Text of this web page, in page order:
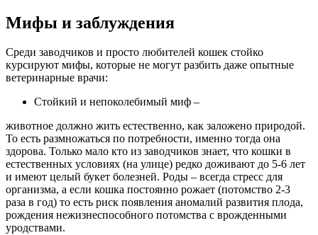
Мифы и заблуждения
Среди заводчиков и просто любителей кошек стойко
курсируют мифы, которые не могут разбить даже опытные
ветеринарные врачи:
Стойкий и непоколебимый миф –
животное должно жить естественно, как заложено природой.
То есть размножаться по потребности, именно тогда она
здорова. Только мало кто из заводчиков знает, что кошки в
естественных условиях (на улице) редко доживают до 5-6 лет
и имеют целый букет болезней. Роды – всегда стресс для
организма, а если кошка постоянно рожает (потомство 2-3
раза в год) то есть риск появления аномалий развития плода,
рождения нежизнеспособного потомства с врожденными
уродствами.